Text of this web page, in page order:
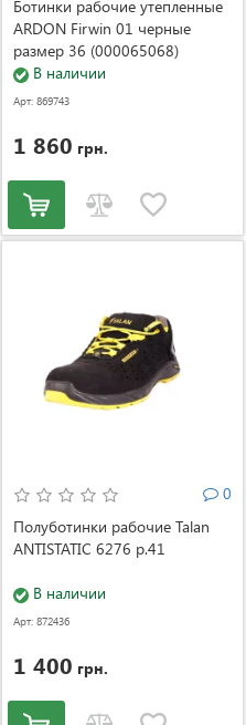
Ботинки рабочие утепленные
ARDON Firwin 01 черные
размер 36 (000065068)
В наличии
Арт: 869743
1 860 грн.
0
Полуботинки рабочие Talan
ANTISTATIC 6276 р.41
В наличии
Арт: 872436
1 400 грн.